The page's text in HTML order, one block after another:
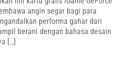
angin segar bagi para
performa gahar dari
berani dengan bahasa desain
[…]